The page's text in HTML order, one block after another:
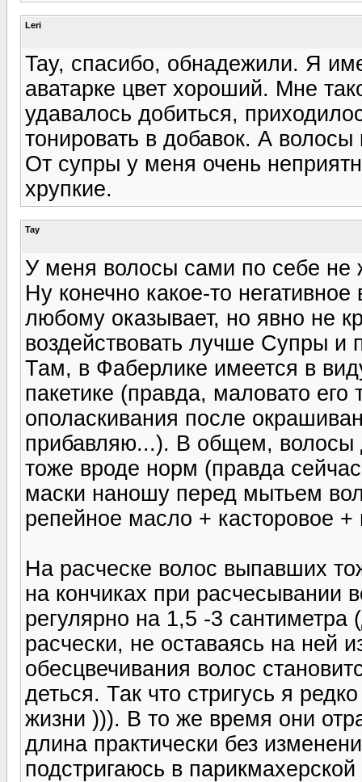
Leri
Tay, спасибо, обнадежили. Я
аватарке цвет хороший. Мне
удавалось добиться,
тонировать в добавок. А
От супры у меня очень
хрупкие.
Tay
У меня волосы сами по себе не
Ну конечно какое-то
любому оказывает, но явно не
воздействовать лучше Супры и
Там, в Фаберлике имеется в
пакетике (правда, маловато
ополаскивания после
прибавляю...). В общем, волосы
тоже вроде норм (правда
маски наношу перед мытьем
репейное масло + касторовое
На расческе волос выпавших
на кончиках при расчесывании
регулярно на 1,5 -3 сантиметра
расчески, не оставаясь на ней
обесцвечивания волос
деться. Так что стригусь я
жизни ))). В то же время они
длина практически без
подстригаюсь в